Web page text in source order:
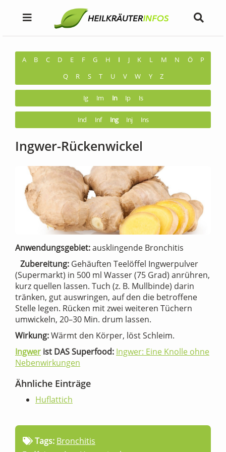
A B C D E F G H I J K L M N Ö
P
Q
R S T U V W Y Z
Ig Im In Ip Is
Ind Inf Ing Inj Ins
Ingwer-Rückenwickel
Anwendungsgebiet:ausklingende Bronchitis
Zubereitung: Gehäuften Teelöffel Ingwerpulver
(Supermarkt) in 500 ml Wasser (75 Grad) anrühren,
kurz quellen lassen. Tuch (z. B. Mullbinde) darin
tränken, gut auswringen, auf den die betroffene
Stelle legen. Rücken mit zwei weiteren Tüchern
umwickeln, 20–30 Min. drum lassen.
Wirkung:Wärmt den Körper, löst Schleim.
Ingwer ist DAS Superfood: Ingwer: Eine Knolle ohne
Nebenwirkungen
Ähnliche Einträge
Huflattich
Tags: Bronchitis